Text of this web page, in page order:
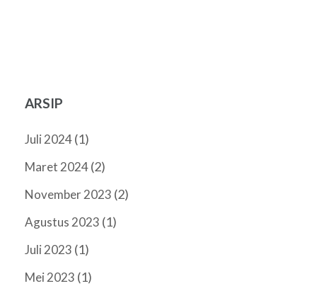
ARSIP
Juli 2024(1)
Maret 2024(2)
November 2023 (2)
Agustus 2023 (1)
Juli 2023 (1)
Mei 2023 (1)